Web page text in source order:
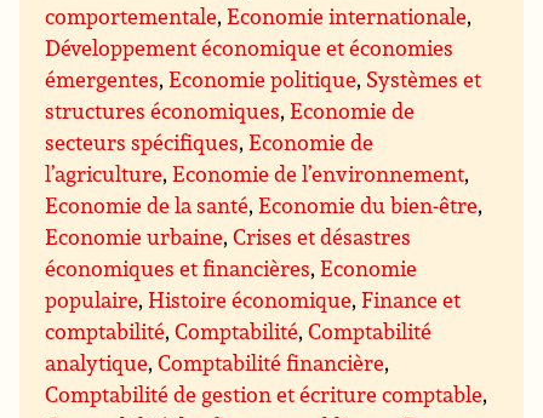
comportementale,Economie internationale,
Développement économique et économies
émergentes,Economie politique, Systèmes et
structures économiques,Economie de
secteurs spécifiques,Economie de
l’agriculture,Economie de l’environnement,
Economie de la santé,Economie du bien-être,
Economie urbaine,Crises et désastres
économiques et financières,Economie
populaire,Histoire économique,Finance et
comptabilité,Comptabilité,Comptabilité
analytique,Comptabilité financière,
Comptabilité de gestion et écriture comptable,